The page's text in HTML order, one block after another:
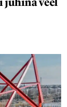
juhina veel